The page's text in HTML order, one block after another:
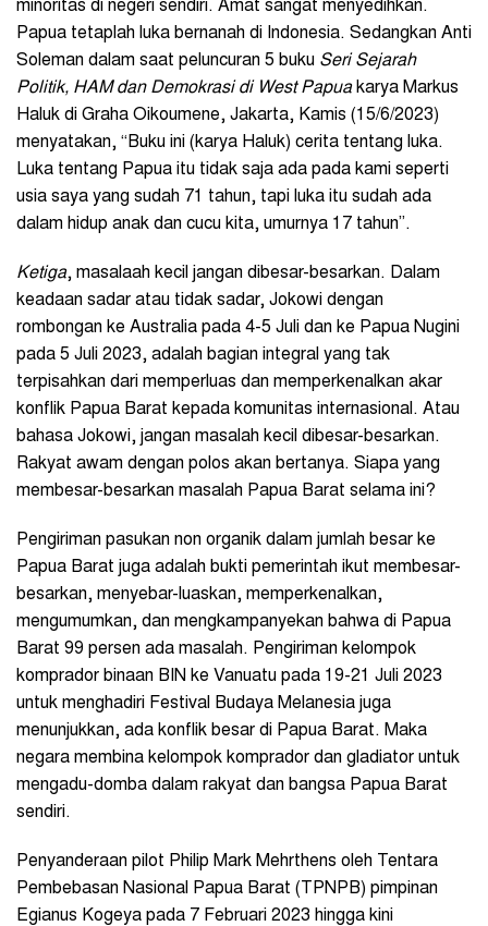
minoritas di negeri sendiri. Amat sangat menyedihkan.
Papua tetaplah luka bernanah di Indonesia. Sedangkan Anti
Soleman dalam saat peluncuran 5 buku Seri Sejarah
Politik, HAM dan Demokrasi di West Papuakarya Markus
Haluk di Graha Oikoumene, Jakarta, Kamis (15/6/2023)
menyatakan, “Buku ini (karya Haluk) cerita tentang luka.
Luka tentang Papua itu tidak saja ada pada kami seperti
usia saya yang sudah 71 tahun, tapi luka itu sudah ada
dalam hidup anak dan cucu kita, umurnya 17 tahun”.
Ketiga, masalaah kecil jangan dibesar-besarkan. Dalam
keadaan sadar atau tidak sadar, Jokowi dengan
rombongan ke Australia pada 4-5 Juli dan ke Papua Nugini
pada 5 Juli 2023, adalah bagian integral yang tak
terpisahkan dari memperluas dan memperkenalkan akar
konflik Papua Barat kepada komunitas internasional. Atau
bahasa Jokowi, jangan masalah kecil dibesar-besarkan.
Rakyat awam dengan polos akan bertanya. Siapa yang
membesar-besarkan masalah Papua Barat selama ini?
Pengiriman pasukan non organik dalam jumlah besar ke
Papua Barat juga adalah bukti pemerintah ikut membesar-
besarkan, menyebar-luaskan, memperkenalkan,
mengumumkan, dan mengkampanyekan bahwa di Papua
Barat 99 persen ada masalah. Pengiriman kelompok
komprador binaan BIN ke Vanuatu pada 19-21 Juli 2023
untuk menghadiri Festival Budaya Melanesia juga
menunjukkan, ada konflik besar di Papua Barat. Maka
negara membina kelompok komprador dan gladiator untuk
mengadu-domba dalam rakyat dan bangsa Papua Barat
sendiri.
Penyanderaan pilot Philip Mark Mehrthens oleh Tentara
Pembebasan Nasional Papua Barat (TPNPB) pimpinan
Egianus Kogeya pada 7 Februari 2023 hingga kini